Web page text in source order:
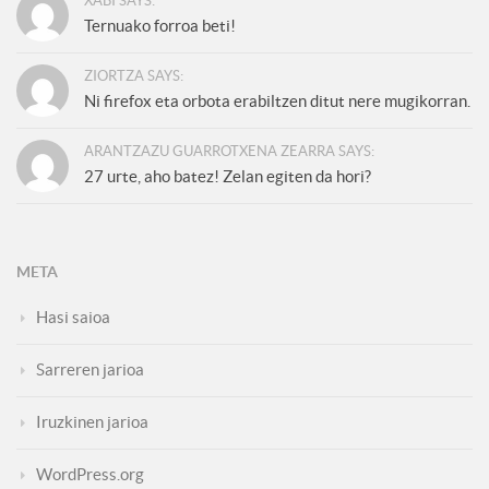
Ternuako forroa beti!
ZIORTZA SAYS:
Ni firefox eta orbota erabiltzen ditut nere mugikorran.
ARANTZAZU GUARROTXENA ZEARRA SAYS:
27 urte, aho batez! Zelan egiten da hori?
META
Hasi saioa
Sarreren jarioa
Iruzkinen jarioa
WordPress.org